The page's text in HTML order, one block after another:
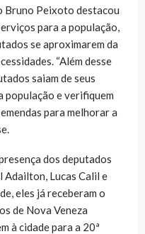
Bruno Peixoto destacou
para a população,
se aproximarem da
“Além desse
saiam de seus
população e verifiquem
para melhorar a
dos deputados
Adailton, Lucas Calil e
eles já receberam o
de Nova Veneza
à cidade para a 20ª